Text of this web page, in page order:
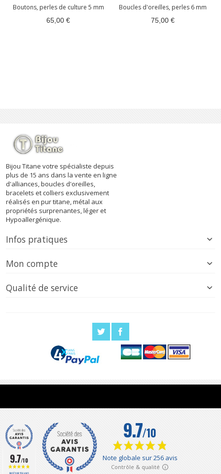
Boutons, perles de culture 5 mm
65,00 €
Boucles d'oreilles, perles 6 mm
75,00 €
Bijou Titane votre spécialiste depuis
plus de 15 ans dans la vente en ligne
d'alliances, boucles d'oreilles,
bracelets et colliers exclusivement
réalisés en pur titane, métal aux
propriétés surprenantes, léger et
Hypoallergénique.
Infos pratiques
Mon compte
Qualité de service
9.7/10